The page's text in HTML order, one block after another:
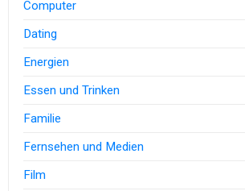
Computer
Dating
Energien
Essen und Trinken
Familie
Fernsehen und Medien
Film